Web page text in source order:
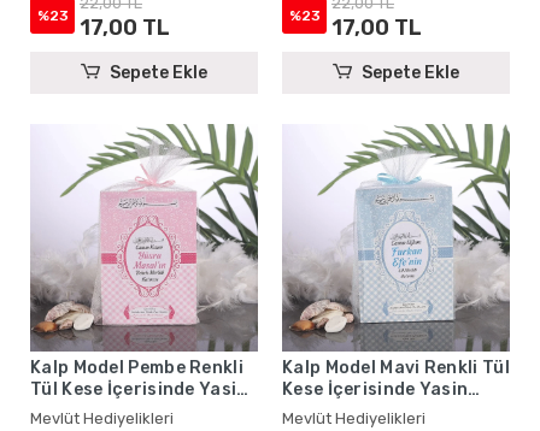
%23 17,00 TL
Sepete Ekle
%23 17,00 TL
Sepete Ekle
Kalp Model Pembe Renkli
Tül Kese İçerisinde Yasin
Kitabı - Mevlüt
Mevlüt Hediyelikleri
Kalp Model Mavi Renkli Tül
Kese İçerisinde Yasin
Kitabı - Mevlüt
Mevlüt Hediyelikleri